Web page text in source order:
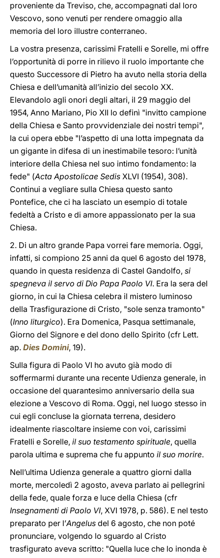
proveniente da Treviso, che, accompagnati dal loro
Vescovo, sono venuti per rendere omaggio alla
memoria del loro illustre conterraneo.
La vostra presenza, carissimi Fratelli e Sorelle, mi offre
l’opportunità di porre in rilievo il ruolo importante che
questo Successore di Pietro ha avuto nella storia della
Chiesa e dell’umanità all’inizio del secolo XX.
Elevandolo agli onori degli altari, il 29 maggio del
1954, Anno Mariano, Pio XII lo definì "invitto campione
della Chiesa e Santo provvidenziale dei nostri tempi",
la cui opera ebbe "l’aspetto di una lotta impegnata da
un gigante in difesa di un inestimabile tesoro: l’unità
interiore della Chiesa nel suo intimo fondamento: la
fede" (Acta Apostolicae Sedis XLVI (1954), 308).
Continui a vegliare sulla Chiesa questo santo
Pontefice, che ci ha lasciato un esempio di totale
fedeltà a Cristo e di amore appassionato per la sua
Chiesa.
2. Di un altro grande Papa vorrei fare memoria. Oggi,
infatti, si compiono 25 anni da quel 6 agosto del 1978,
quando in questa residenza di Castel Gandolfo, si
spegneva il servo di Dio Papa Paolo VI. Era la sera del
giorno, in cui la Chiesa celebra il mistero luminoso
della Trasfigurazione di Cristo, "sole senza tramonto"
(Inno liturgico). Era Domenica, Pasqua settimanale,
Giorno del Signore e del dono dello Spirito (cfr Lett.
ap. Dies Domini, 19).
Sulla figura di Paolo VI ho avuto già modo di
soffermarmi durante una recente Udienza generale, in
occasione del quarantesimo anniversario della sua
elezione a Vescovo di Roma. Oggi, nel luogo stesso in
cui egli concluse la giornata terrena, desidero
idealmente riascoltare insieme con voi, carissimi
Fratelli e Sorelle, il suo testamento spirituale, quella
parola ultima e suprema che fu appunto il suo morire.
Nell’ultima Udienza generale a quattro giorni dalla
morte, mercoledì 2 agosto, aveva parlato ai pellegrini
della fede, quale forza e luce della Chiesa (cfr
Insegnamenti di Paolo VI, XVI 1978, p. 586). E nel testo
preparato per l’Angelus del 6 agosto, che non poté
pronunciare, volgendo lo sguardo al Cristo
trasfigurato aveva scritto: "Quella luce che lo inonda è